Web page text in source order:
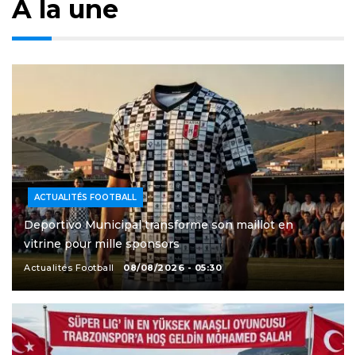
À la une
ACTUALITÉS FOOTBALL
Deportivo Municipal transforme son maillot en
vitrine pour mille sponsors
Actualités Football 08/08/2026 - 05:30